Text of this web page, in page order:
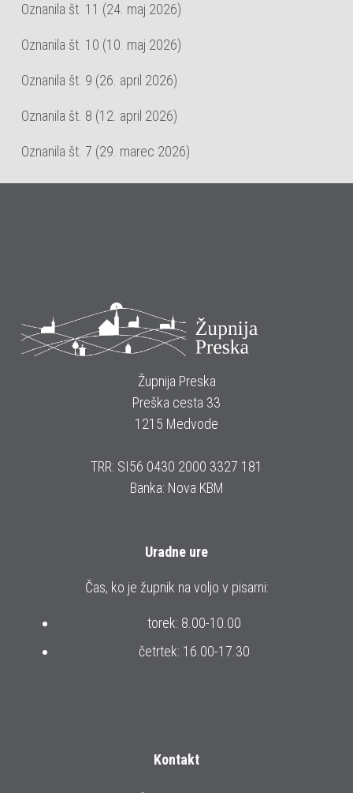
Oznanila št. 11 (24. maj 2026)
Oznanila št. 10 (10. maj 2026)
Oznanila št. 9 (26. april 2026)
Oznanila št. 8 (12. april 2026)
Oznanila št. 7 (29. marec 2026)
Župnija Preska
Preška cesta 33
1215 Medvode
TRR: SI56 0430 2000 3327 181
Banka: Nova KBM
Uradne ure
Čas, ko je župnik na voljo v pisarni:
torek: 8.00-10.00
četrtek: 16.00-17.30
Kontakt